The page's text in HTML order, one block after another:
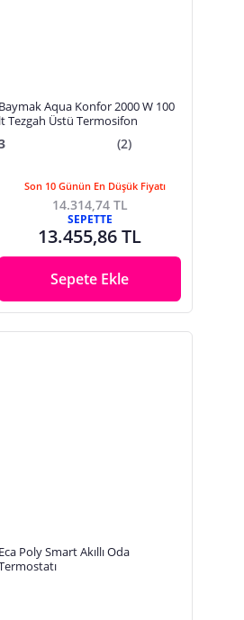
Baymak Aqua Konfor 2000 W 100
lt Tezgah Üstü Termosifon
(2)
Son 10 Günün En Düşük Fiyatı
14.314,74 TL
SEPETTE
13.455,86 TL
Sepete Ekle
Eca Poly Smart Akıllı Oda